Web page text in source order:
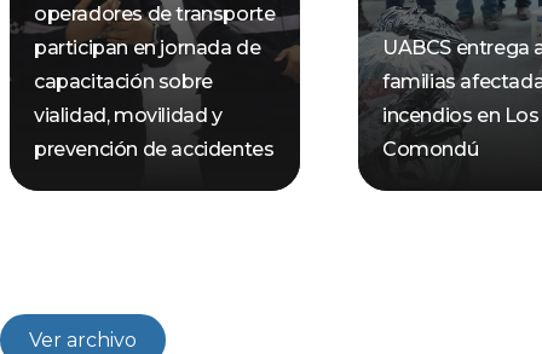
operadores de transporte
participan en jornada de
capacitación sobre
vialidad, movilidad y
prevención de accidentes
UABCS entrega
familias
incendios en Los
Comondú
Ver archivo